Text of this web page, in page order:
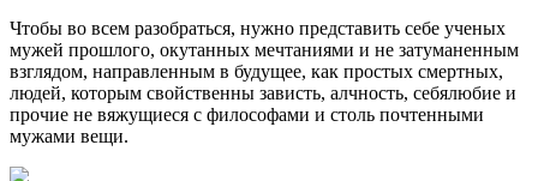
Чтобы во всем разобраться, нужно представить себе ученых
мужей прошлого, окутанных мечтаниями и не затуманенным
взглядом, направленным в будущее, как простых смертных,
людей, которым свойственны зависть, алчность, себялюбие и
прочие не вяжущиеся с философами и столь почтенными
мужами вещи.